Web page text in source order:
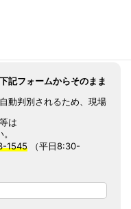
記フォームからそのまま
動判別されるため、現場
は
1545 （平日8:30-